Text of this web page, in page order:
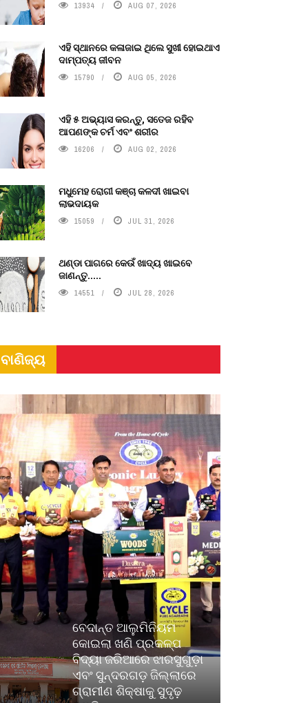
13934 AUG 07, 2026
ଏହି ସ୍ଥାନରେ କଳାଜାଇ ଥିଲେ ସୁଖୀ ହୋଇଥାଏ
ଦାମ୍ପତ୍ୟ ଜୀବନ
15790 AUG 05, 2026
ଏହି ୫ ଅଭ୍ୟାସ କରନ୍ତୁ, ସତେଜ ରହିବ
ଆପଣଙ୍କ ଚର୍ମ ଏବଂ ଶରୀର
16206 AUG 02, 2026
ମଧୁମେହ ରୋଗୀ କଞ୍ଚା କଳଦୀ ଖାଇବା
ଲାଭଦାୟକ
15059 JUL 31, 2026
ଥଣ୍ଡା ପାଗରେ କେଉଁ ଖାଦ୍ୟ ଖାଇବେ
ଜାଣନ୍ତୁ.....
14551 JUL 28, 2026
ବାଣିଜ୍ୟ
ବେଦାନ୍ତ ଆଲୁମିନିୟମ
କୋଇଲା ଖଣି ପ୍ରକଳ୍ପ
ବିଦ୍ୟା ଜରିଆରେ ଝାରସୁଗୁଡ଼ା
ଏବଂ ସୁନ୍ଦରଗଡ଼ ଜିଲ୍ଲାରେ
ଗ୍ରାମୀଣ ଶିକ୍ଷାକୁ ସୁଦୃଢ଼